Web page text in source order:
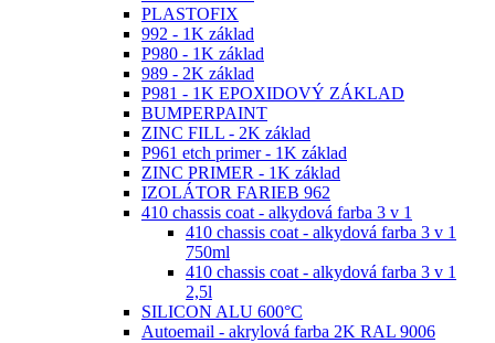
PLASTOFIX
992 - 1K základ
P980 - 1K základ
989 - 2K základ
P981 - 1K EPOXIDOVÝ ZÁKLAD
BUMPERPAINT
ZINC FILL - 2K základ
P961 etch primer - 1K základ
ZINC PRIMER - 1K základ
IZOLÁTOR FARIEB 962
410 chassis coat - alkydová farba 3 v 1
410 chassis coat - alkydová farba 3 v 1
750ml
410 chassis coat - alkydová farba 3 v 1
2,5l
SILICON ALU 600°C
Autoemail - akrylová farba 2K RAL 9006